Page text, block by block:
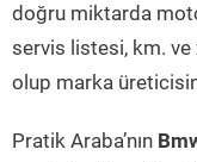
doğru miktarda
servis listesi, km. ve
olup marka
Pratik Araba’nın